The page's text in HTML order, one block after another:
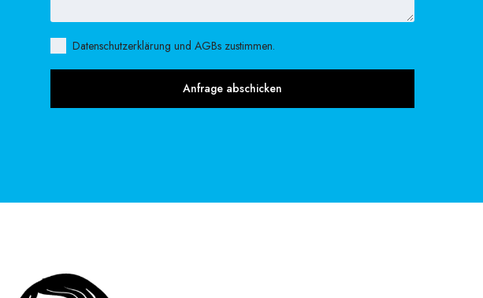
Datenschutzerklärung und AGBs zustimmen.